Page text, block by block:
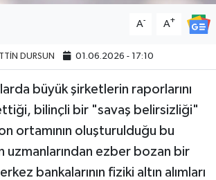
A- A+
DURSUN 01.06.2026 - 17:10
büyük şirketlerin raporlarını
bilinçli bir "savaş belirsizliği"
ortamının oluşturulduğu bu
uzmanlarından ezber bozan bir
bankalarının fiziki altın alımları